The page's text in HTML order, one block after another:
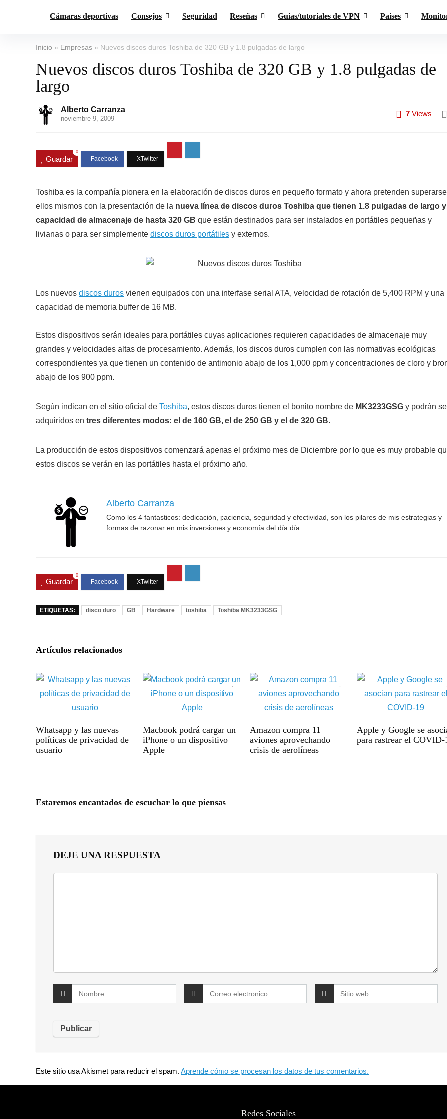
Cámaras deportivas Consejos Seguridad Reseñas Guias/tutoriales de VPN Paises
Inicio » Empresas » Nuevos discos duros Toshiba de 320 GB y 1.8 pulgadas de largo
Nuevos discos duros Toshiba de 320 GB y 1.8 pulgadas de
largo
Alberto Carranza
noviembre 9, 2009
7 Views
Guardar
0
Toshiba es la compañía pionera en la elaboración de discos duros en pequeño formato y ahora pretenden
ellos mismos con la presentación de la nueva línea de discos duros Toshiba que tienen 1.8 pulgadas de largo y
capacidad de almacenaje de hasta 320 GB que están destinados para ser instalados en portátiles pequeñas y
livianas o para ser simplemente discos duros portátiles y externos.
Los nuevos discos duros vienen equipados con una interfase serial ATA, velocidad de rotación de 5,400 RPM y una
capacidad de memoria buffer de 16 MB.
Estos dispositivos serán ideales para portátiles cuyas aplicaciones requieren capacidades de almacenaje muy
grandes y velocidades altas de procesamiento. Además, los discos duros cumplen con las normativas ecológicas
correspondientes ya que tienen un contenido de antimonio abajo de los 1,000 ppm y concentraciones de cloro y
abajo de los 900 ppm.
Según indican en el sitio oficial de Toshiba, estos discos duros tienen el bonito nombre de MK3233GSG y podrán
adquiridos en tres diferentes modos: el de 160 GB, el de 250 GB y el de 320 GB.
La producción de estos dispositivos comenzará apenas el próximo mes de Diciembre por lo que es muy probable
estos discos se verán en las portátiles hasta el próximo año.
Alberto Carranza
Como los 4 fantasticos: dedicación, paciencia, seguridad y efectividad, son los pilares de mis estrategias y
formas de razonar en mis inversiones y economía del día día.
Guardar
0
ETIQUETAS: disco duro GB Hardware toshiba Toshiba MK3233GSG
Artículos relacionados
Whatsapp y las nuevas
políticas de privacidad de
usuario
Macbook podrá cargar un
iPhone o un dispositivo
Apple
Amazon compra 11
aviones aprovechando
crisis de aerolíneas
Apple y Google se
para rastrear el COVID-
Estaremos encantados de escuchar lo que piensas
DEJE UNA RESPUESTA
Este sitio usa Akismet para reducir el spam. Aprende cómo se procesan los datos de tus comentarios.
Redes Sociales